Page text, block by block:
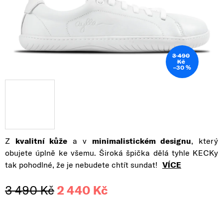
Z kvalitní kůže a v minimalistickém designu, který
obujete úplně ke všemu. Široká špička dělá tyhle KECKy
tak pohodlné, že je nebudete chtít sundat! VÍCE
3 490 Kč 2 440 Kč
3 490
Kč
–30 %